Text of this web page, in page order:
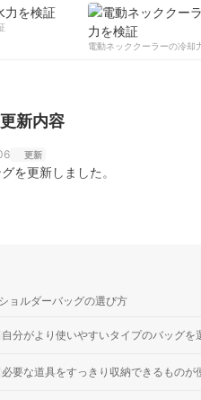
コンテンツ制作チームのプロ
電動ネッククーラーの冷却力
新内容
更新
を更新しました。
ョルダーバッグの選び方
自分がより使いやすいタイプのバッグを
必要な道具をすっきり収納できるものが